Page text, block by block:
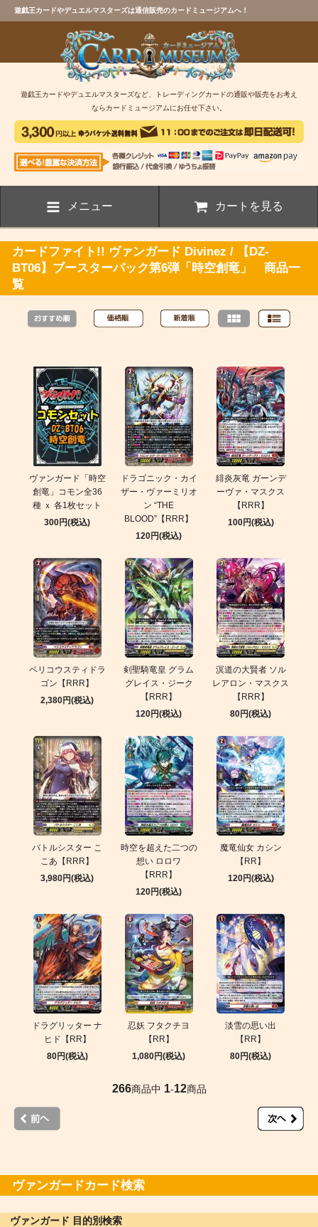
遊戯王カードやデュエルマスターズは通信販売のカードミュージアムへ！
遊戯王カードやデュエルマスターズなど、トレーディングカードの通販や販売をお考え
ならカードミュージアムにお任せ下さい。
メニュー カートを見る
カードファイト!! ヴァンガード Divinez / 【DZ-
BT06】ブースターパック第6弾「時空創竜」 商品一
覧
ヴァンガード「時空
創竜」コモン全36
種 ｘ 各1枚セット
300円(税込)
ドラゴニック・カイ
ザー・ヴァーミリオ
ン “THE
BLOOD”【RRR】
120円(税込)
緋炎灰竜 ガーンデ
ーヴァ・マスクス
【RRR】
100円(税込)
ベリコウスティドラ
ゴン【RRR】
2,380円(税込)
剣聖騎竜皇 グラム
グレイス・ジーク
【RRR】
120円(税込)
溟道の大賢者 ソル
レアロン・マスクス
【RRR】
80円(税込)
バトルシスター こ
こあ【RRR】
3,980円(税込)
時空を超えた二つの
想い ロロワ
【RRR】
120円(税込)
魔竜仙女 カシン
【RR】
120円(税込)
ドラグリッター ナ
ヒド【RR】
80円(税込)
忍妖 フタクチヨ
【RR】
1,080円(税込)
淡雪の思い出
【RR】
80円(税込)
266商品中 1-12商品
ヴァンガードカード検索
ヴァンガード 目的別検索